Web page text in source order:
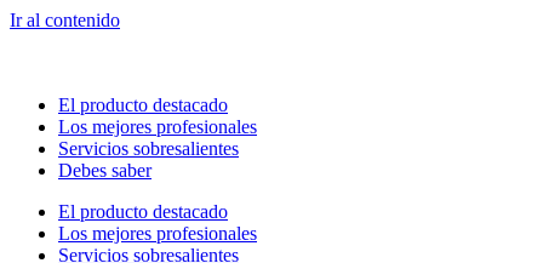
Ir al contenido
El producto destacado
Los mejores profesionales
Servicios sobresalientes
Debes saber
El producto destacado
Los mejores profesionales
Servicios sobresalientes